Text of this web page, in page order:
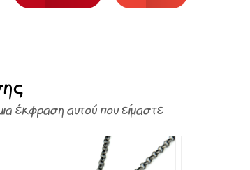
έκφραση αυτού που είμαστε